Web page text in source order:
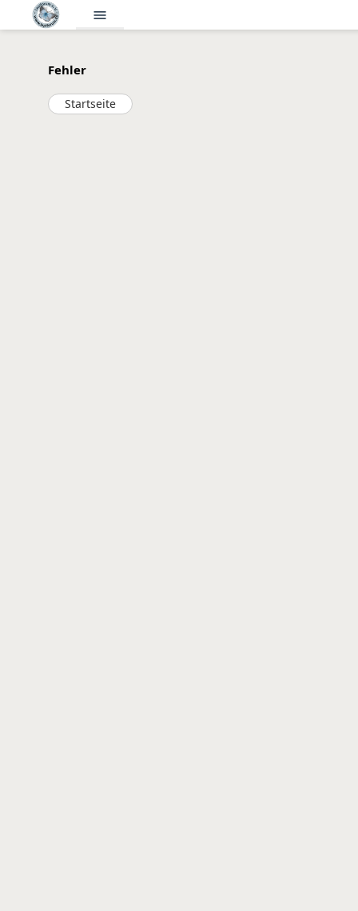
menu
Fehler
Startseite